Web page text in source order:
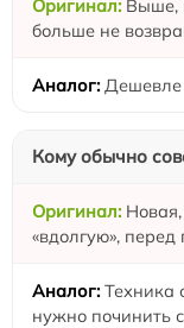
Выше,
больше не
Дешевле
Кому обычно
«вдолгую»,
Техника
нужно починить